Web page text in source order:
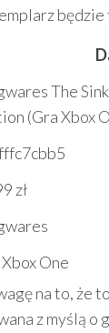
The
(Gra Xbox
zł
One
na to, że to
z myślą o